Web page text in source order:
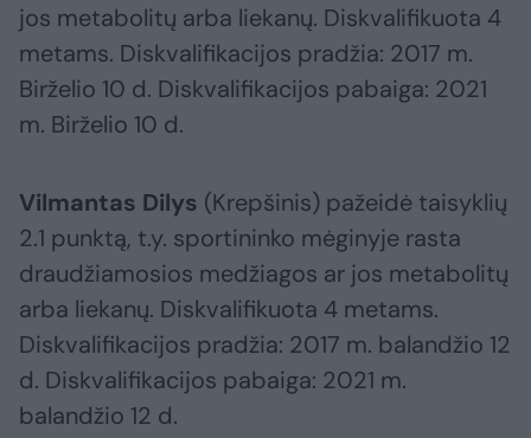
jos metabolitų arba liekanų. Diskvalifikuota 4
metams. Diskvalifikacijos pradžia: 2017 m.
Birželio 10 d. Diskvalifikacijos pabaiga: 2021
m. Birželio 10 d.
Vilmantas Dilys (Krepšinis) pažeidė taisyklių
2.1 punktą, t.y. sportininko mėginyje rasta
draudžiamosios medžiagos ar jos metabolitų
arba liekanų. Diskvalifikuota 4 metams.
Diskvalifikacijos pradžia: 2017 m. balandžio 12
d. Diskvalifikacijos pabaiga: 2021 m.
balandžio 12 d.